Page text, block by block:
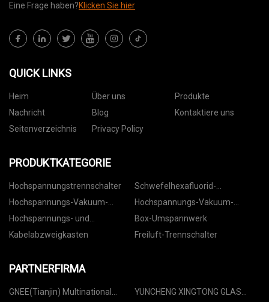
Eine Frage haben?Klicken Sie hier
QUICK LINKS
Heim Über uns
Produkte
Nachricht
Blog
Kontaktiere uns
Seitenverzeichnis
Privacy Policy
PRODUKTKATEGORIE
Hochspannungstrennschalter
Schwefelhexafluorid-
Leistungsschalter
Hochspannungs-Vakuum-
Leistungsschalter für den
Innenbereich
Hochspannungs-Vakuum-
Leistungsschalter für den
Außenbereich
Hochspannungs- und
Niederspannungsschaltanlagen
Box-Umspannwerk
Kabelabzweigkasten
Freiluft-Trennschalter
PARTNERFIRMA
GNEE(Tianjin) Multinational
YUNCHENG XINGTONG GLAS